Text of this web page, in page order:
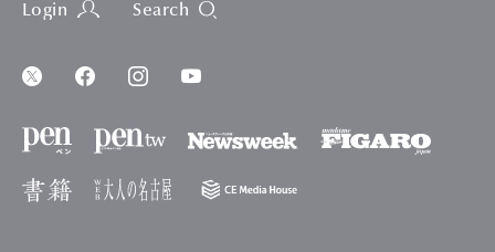
Login Search